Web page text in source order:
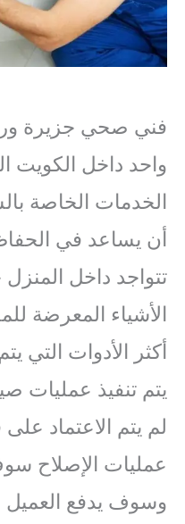
فني صحي جزيرة
واحد داخل الكويت
الخدمات الخاصة
أن يساعد في
تتواجد داخل المنزل
الأشياء المعرضة
أكثر الأدوات التي
يتم تنفيذ عمليات
لم يتم الاعتماد
عمليات الإصلاح
وسوف يدفع العميل